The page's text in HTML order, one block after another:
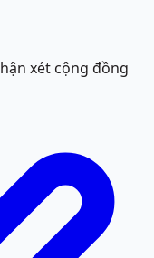
xét cộng đồng